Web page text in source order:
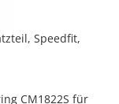
Speedfit,
CM1822S für